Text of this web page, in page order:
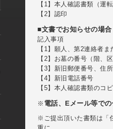
【1】本人確認書類（運
【2】認印
■文書でお知らせの場合
記入事項
【1】願人、第2連絡者
【2】お墓の番号（階、
【3】新旧郵便番号、住所
【4】新旧電話番号
【5】本人確認書類のコ
※ 電話、Eメール等で
※ご提出頂いた書類は「